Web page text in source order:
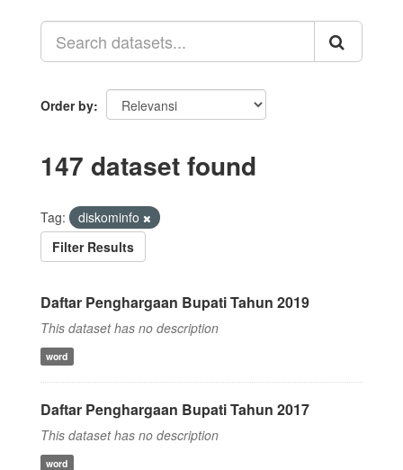
Order by
147 dataset found
Tag:
diskominfo
Filter Results
Daftar Penghargaan Bupati Tahun 2019
This dataset has no description
word
Daftar Penghargaan Bupati Tahun 2017
This dataset has no description
word